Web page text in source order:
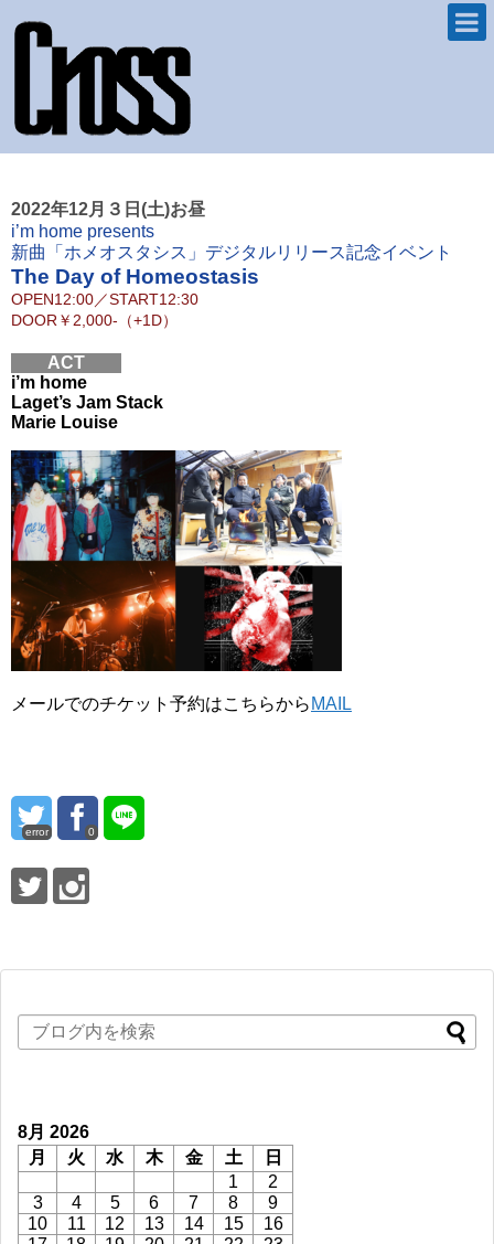
2022年12月３日(土)お昼
i’m home presents
新曲「ホメオスタシス」デジタルリリース記念イベント
The Day of Homeostasis
OPEN12:00／START12:30
DOOR ￥2,000-（+1D）
ACT
i’m home
Laget’s Jam Stack
Marie Louise
メールでのチケット予約はこちらから MAIL
error 0
8月 2026
月
火 水 木 金 土
日
1
2
3
4 5 6 7 8
9
10
11 12 13 14 15
16